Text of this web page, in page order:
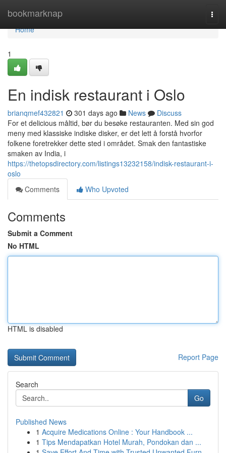
bookmarknap
Home
Home
1
En indisk restaurant i Oslo
brianqmef432821 301 days ago News
Discuss
For et delicious måltid, bør du besøke restauranten. Med sin god
meny med klassiske indiske disker, er det lett å forstå hvorfor
folkene foretrekker dette sted i området. Smak den fantastiske
smaken av India, i
https://thetopsdirectory.com/listings13232158/indisk-restaurant-i-
oslo
Comments
Who Upvoted
Comments
Submit a Comment
No HTML
HTML is disabled
Report Page
Search
Go
Published News
1 Acquire Medications Online : Your Handbook ...
1 Tips Mendapatkan Hotel Murah, Pondokan dan ...